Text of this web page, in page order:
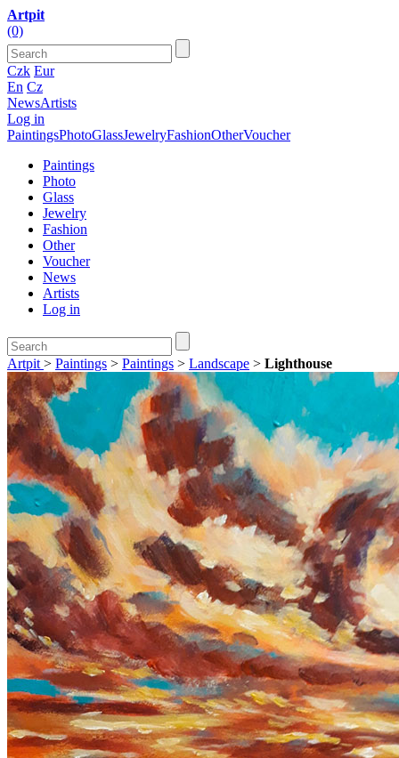
Artpit
(0)
Czk Eur
En Cz
NewsArtists
Log in
PaintingsPhotoGlassJewelryFashionOtherVoucher
Paintings
Photo
Glass
Jewelry
Fashion
Other
Voucher
News
Artists
Log in
Artpit > Paintings > Paintings > Landscape > Lighthouse